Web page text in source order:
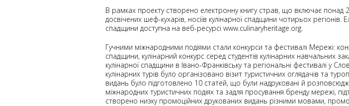
В рамках проекту створено електронну книгу страв, що включає понад
досвічених шеф-кухарів, носіїв кулінарної спадщини чотирьох регіонів.
спадщини доступна на веб-ресурсі www.culinaryheritage.org.
Гучними міжнародними подіями стали конкурси та фестивалі Мережі:
спадщини, кулінарний конкурс серед студентів кулінарних навчальних
кулінарної спадщини в Івано-Франківську та регіональні фестивалі у
кулінарних турів було організовано візит туристичних оглядачів та
видань було підготовлено 10 статей, що були надруковані й
міжнародних туристичних подіях та задля просування бренду мережі,
створено низку промоційних друкованих видань різними мовами,